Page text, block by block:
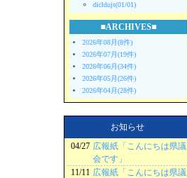
dicldujs(01/01)
■ARCHIVES■
2026年08月(8件)
2026年07月(19件)
2026年06月(34件)
2026年05月(26件)
2026年04月(28件)
お知らせ
04/27 広報紙「こんにちは県議
会です」
11/11 広報紙「こんにちは県議